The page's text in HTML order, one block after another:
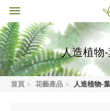
人造植物
首頁 花藝產品 人造植物-